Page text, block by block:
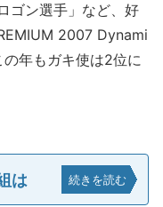
ゴン選手」など、好
2007 Dynami
年もガキ使は2位に
は 続きを読む